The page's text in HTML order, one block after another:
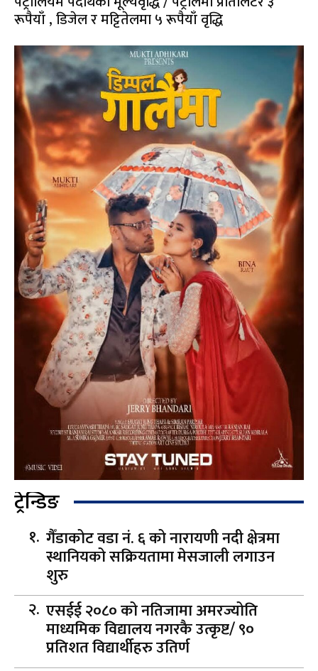
रूपैयाँ , डिजेल र मट्टितेलमा ५ रूपैयाँ वृद्धि
ट्रेन्डिङ
गैँडाकोट वडा नं. ६ को नारायणी नदी क्षेत्रमा
स्थानियको सक्रियतामा मेसजाली लगाउन
शुरु
एसईई २०८० को नतिजामा अमरज्योति
माध्यमिक विद्यालय नगरकै उत्कृष्ट/ ९०
प्रतिशत विद्यार्थीहरु उतिर्ण